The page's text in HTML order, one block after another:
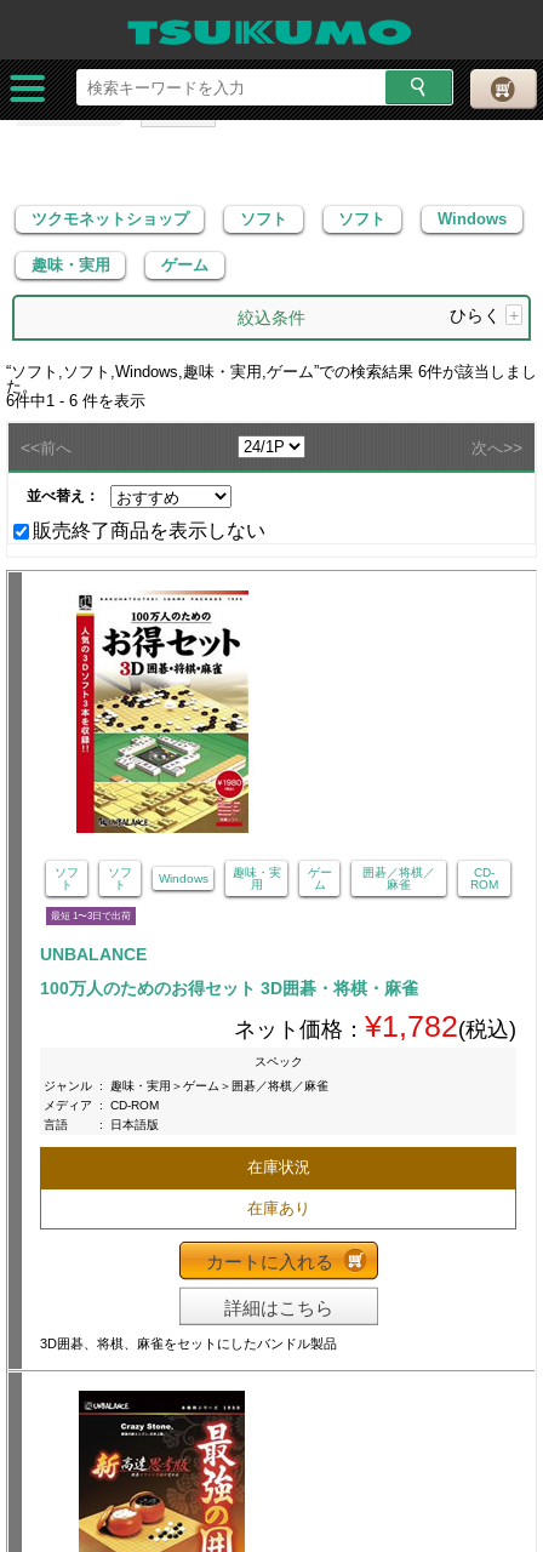
ツクモネットショップ ソフト
Windows
趣味・実用
ゲーム
ツクモネットショップ ソフト ソフト Windows
趣味・実用 ゲーム
絞込条件 ひらく +
“ソフト,ソフト,Windows,趣味・実用,ゲーム”での検索結果 6件が該当しまし
た。
6件中1 - 6 件を表示
<<前へ 次へ>>
並べ替え：
販売終了商品を表示しない
ソフ
ト
ソフ
ト
Windows
趣味・実
用
ゲー
ム
囲碁／将棋／
麻雀
CD-
ROM
最短 1〜3日で出荷
UNBALANCE
100万人のためのお得セット 3D囲碁・将棋・麻雀
ネット価格： ¥1,782(税込)
スペック
ジャンル :
趣味・実用＞ゲーム＞囲碁／将棋／麻雀
メディア
:
CD-ROM
言語
: 日本語版
在庫状況
在庫あり
カートに入れる
詳細はこちら
3D囲碁、将棋、麻雀をセットにしたバンドル製品